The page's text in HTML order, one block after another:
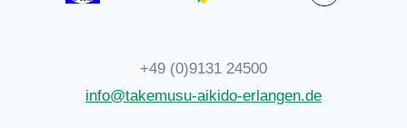
+49 (0)9131 24500
info@takemusu-aikido-erlangen.de